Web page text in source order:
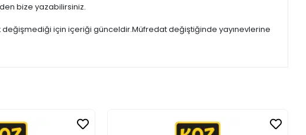
bize yazabilirsiniz.
değişmediği için içeriği günceldir.Müfredat değiştiğinde yayınevlerine